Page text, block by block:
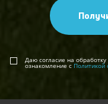
Даю согласие на
ознакомление с Политикой